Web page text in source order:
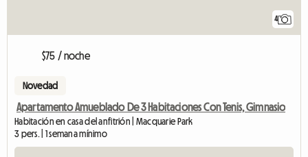
4
$75 / noche
Novedad
Apartamento Amueblado De 3 Habitaciones Con Tenis, Gimnasio
Habitación en casa del anfitrión | Macquarie Park
3 pers. | 1 semana mínimo